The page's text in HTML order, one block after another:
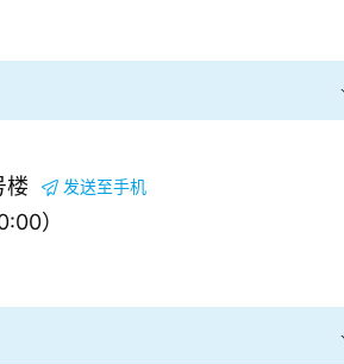
楼
发送至手机
）